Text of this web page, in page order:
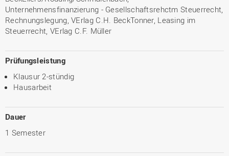
Unternehmensfinanzierung - Gesellschaftsrehctm Steuerrecht,
Rechnungslegung, VErlag C.H. BeckTonner, Leasing im
Steuerrecht, VErlag C.F. Müller
Prüfungsleistung
Klausur 2-stündig
Hausarbeit
Dauer
1 Semester